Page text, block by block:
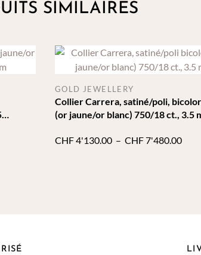
SIMILAIRES
Collier Carrera, satiné/poli,
(or jaune/or blanc) 750/18 ct., 3.5
GOLD JEWELLERY
CHF4'130.00 – CHF7'480.00Plage